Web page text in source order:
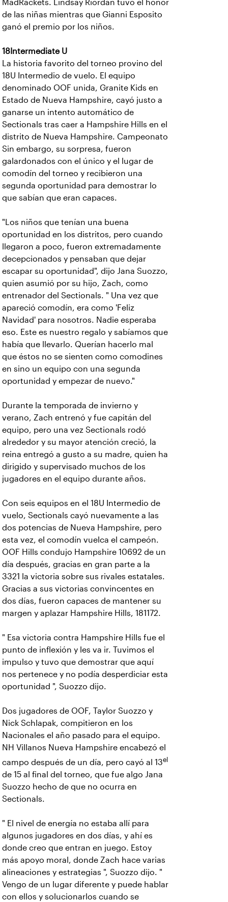
MadRackets. Lindsay Riordan tuvo el honor
de las niñas mientras que Gianni Esposito
ganó el premio por los niños.
18Intermediate U
La historia favorito del torneo provino del
18U Intermedio de vuelo. El equipo
denominado OOF unida, Granite Kids en
Estado de Nueva Hampshire, cayó justo a
ganarse un intento automático de
Sectionals tras caer a Hampshire Hills en el
distrito de Nueva Hampshire. Campeonato
Sin embargo, su sorpresa, fueron
galardonados con el único y el lugar de
comodín del torneo y recibieron una
segunda oportunidad para demostrar lo
que sabían que eran capaces.
"Los niños que tenían una buena
oportunidad en los distritos, pero cuando
llegaron a poco, fueron extremadamente
decepcionados y pensaban que dejar
escapar su oportunidad", dijo Jana Suozzo,
quien asumió por su hijo, Zach, como
entrenador del Sectionals. " Una vez que
apareció comodín, era como 'Feliz
Navidad' para nosotros. Nadie esperaba
eso. Este es nuestro regalo y sabíamos que
había que llevarlo. Querían hacerlo mal
que éstos no se sienten como comodines
en sino un equipo con una segunda
oportunidad y empezar de nuevo."
Durante la temporada de invierno y
verano, Zach entrenó y fue capitán del
equipo, pero una vez Sectionals rodó
alrededor y su mayor atención creció, la
reina entregó a gusto a su madre, quien ha
dirigido y supervisado muchos de los
jugadores en el equipo durante años.
Con seis equipos en el 18U Intermedio de
vuelo, Sectionals cayó nuevamente a las
dos potencias de Nueva Hampshire, pero
esta vez, el comodín vuelca el campeón.
OOF Hills condujo Hampshire 10692 de un
día después, gracias en gran parte a la
3321 la victoria sobre sus rivales estatales.
Gracias a sus victorias convincentes en
dos días, fueron capaces de mantener su
margen y aplazar Hampshire Hills, 181172.
" Esa victoria contra Hampshire Hills fue el
punto de inflexión y les va ir. Tuvimos el
impulso y tuvo que demostrar que aquí
nos pertenece y no podía desperdiciar esta
oportunidad ", Suozzo dijo.
Dos jugadores de OOF, Taylor Suozzo y
Nick Schlapak, compitieron en los
Nacionales el año pasado para el equipo.
NH Villanos Nueva Hampshire encabezó el
campo después de un día, pero cayó al 13el
de 15 al final del torneo, que fue algo Jana
Suozzo hecho de que no ocurra en
Sectionals.
" El nivel de energía no estaba allí para
algunos jugadores en dos días, y ahí es
donde creo que entran en juego. Estoy
más apoyo moral, donde Zach hace varias
alineaciones y estrategias ", Suozzo dijo. "
Vengo de un lugar diferente y puede hablar
con ellos y solucionarlos cuando se